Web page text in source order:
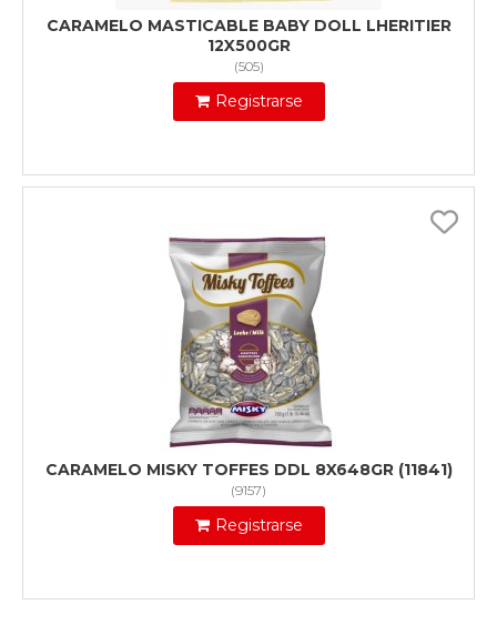
CARAMELO MASTICABLE BABY DOLL LHERITIER
12X500GR
(505)
Registrarse
CARAMELO MISKY TOFFES DDL 8X648GR (11841)
(9157)
Registrarse